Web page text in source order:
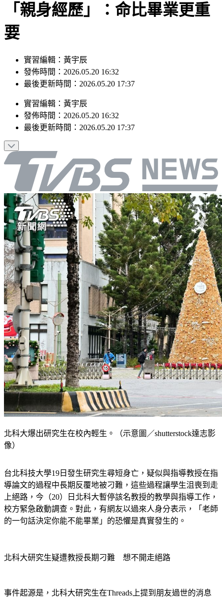
「親身經歷」：命比畢業更重
要
實習編輯：黃宇辰
發佈時間：2026.05.20 16:32
最後更新時間：2026.05.20 17:37
實習編輯 ： 黃宇辰
發佈時間： 2026.05.20 16:32
最後更新時間： 2026.05.20 17:37
北科大爆出研究生在校內輕生。（示意圖／shutterstock達志影
像）
台北科技大學19日發生研究生尋短身亡，疑似與指導教授在指
導論文的過程中長期反覆地被刁難，這些過程讓學生沮喪到走
上絕路，今（20）日北科大暫停該名教授的教學與指導工作，
校方緊急啟動調查。對此，有網友以過來人身分表示，「老師
的一句話決定你能不能畢業」的恐懼是真實發生的。
北科大研究生疑遭教授長期刁難　想不開走絕路
事件起源是，北科大研究生在Threads上提到朋友過世的消息